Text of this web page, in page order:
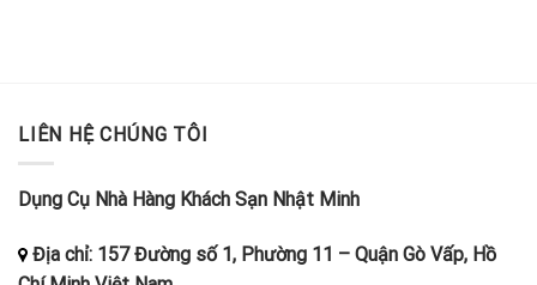
LIÊN HỆ CHÚNG TÔI
Dụng Cụ Nhà Hàng Khách Sạn Nhật Minh
Địa chỉ: 157 Đường số 1, Phường 11 – Quận Gò Vấp, Hồ